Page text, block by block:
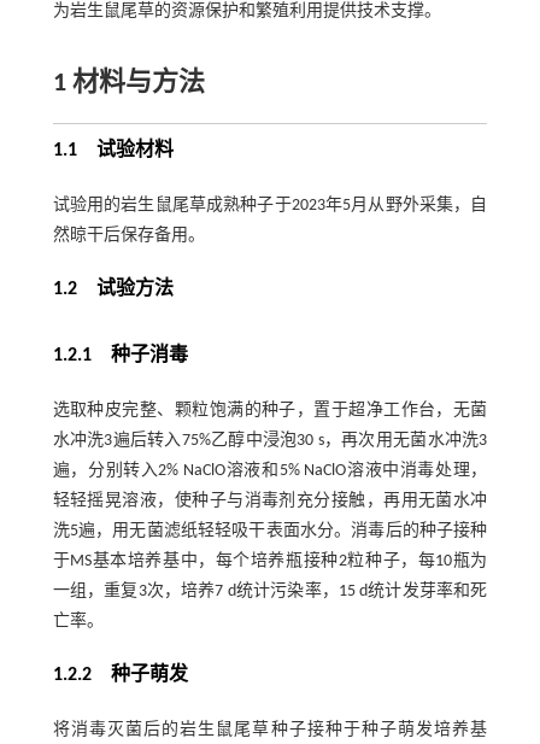
为岩生鼠尾草的资源保护和繁殖利用提供技术支撑。
1材料与方法
1.1 试验材料
试验用的岩生鼠尾草成熟种子于2023年5月从野外采集，自
然晾干后保存备用。
1.2 试验方法
1.2.1 种子消毒
选取种皮完整、颗粒饱满的种子，置于超净工作台，无菌
水冲洗3遍后转入75%乙醇中浸泡30 s，再次用无菌水冲洗3
遍，分别转入2% NaClO溶液和5% NaClO溶液中消毒处理，
轻轻摇晃溶液，使种子与消毒剂充分接触，再用无菌水冲
洗5遍，用无菌滤纸轻轻吸干表面水分。消毒后的种子接种
于MS基本培养基中，每个培养瓶接种2粒种子，每10瓶为
一组，重复3次，培养7 d统计污染率，15 d统计发芽率和死
亡率。
1.2.2 种子萌发
将消毒灭菌后的岩生鼠尾草种子接种于种子萌发培养基